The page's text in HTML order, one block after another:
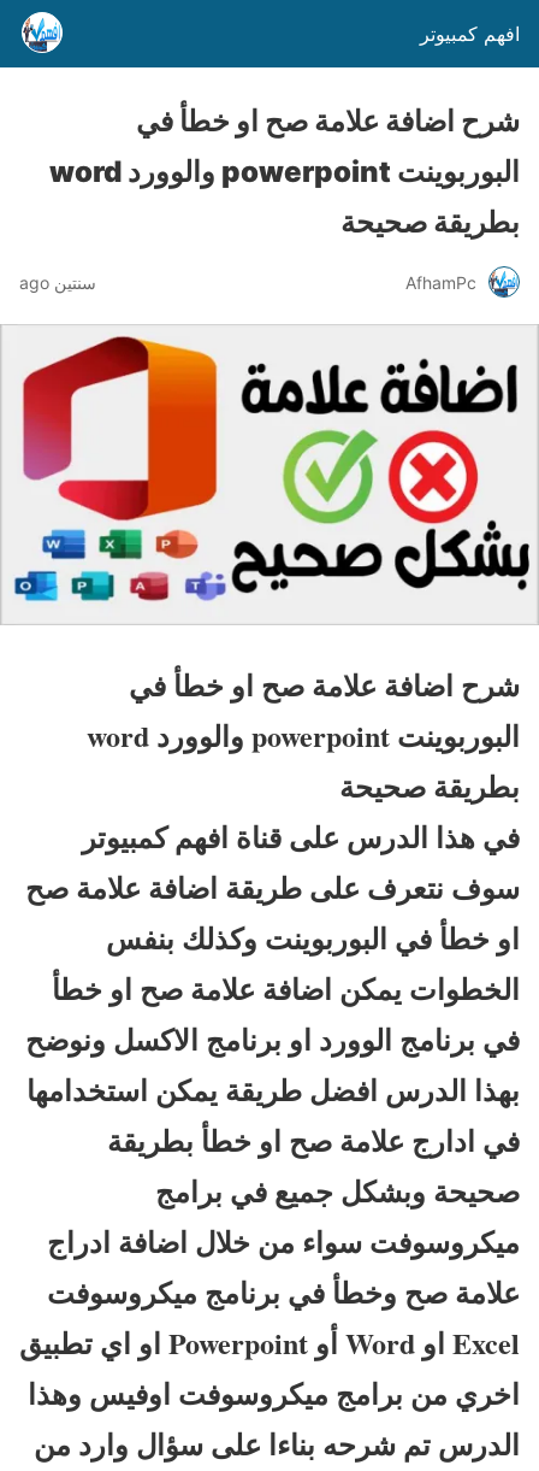
افهم كمبيوتر
شرح اضافة علامة صح او خطأ في
البوربوينت powerpoint والوورد word
بطريقة صحيحة
AfhamPc سنتين ago
شرح اضافة علامة صح او خطأ في
البوربوينت powerpoint والوورد word
بطريقة صحيحة
في هذا الدرس على قناة افهم كمبيوتر
سوف نتعرف على طريقة اضافة علامة صح
او خطأ في البوربوينت وكذلك بنفس
الخطوات يمكن اضافة علامة صح او خطأ
في برنامج الوورد او برنامج الاكسل ونوضح
بهذا الدرس افضل طريقة يمكن استخدامها
في ادارج علامة صح او خطأ بطريقة
صحيحة وبشكل جميع في برامج
ميكروسوفت سواء من خلال اضافة ادراج
علامة صح وخطأ في برنامج ميكروسوفت
Excel او Word أو Powerpoint او اي تطبيق
اخري من برامج ميكروسوفت اوفيس وهذا
الدرس تم شرحه بناءا على سؤال وارد من